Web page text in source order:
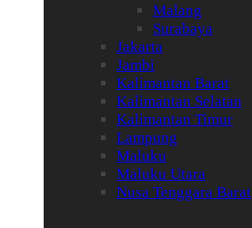
Malang
Surabaya
Jakarta
Jambi
Kalimantan Barat
Kalimantan Selatan
Kalimantan Timur
Lampung
Maluku
Maluku Utara
Nusa Tenggara Barat